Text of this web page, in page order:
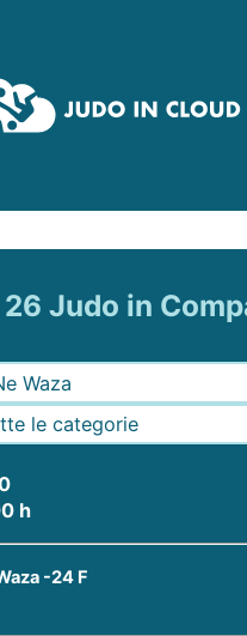
26 Judo in
h
-24 F